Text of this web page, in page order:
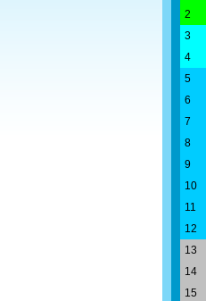
2
3
4
5
6
7
8
9
10
11
12
13
14
15